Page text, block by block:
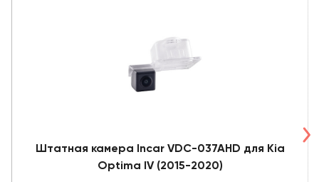
Штатная камера Incar VDC-037AHD для Kia
Optima IV (2015-2020)